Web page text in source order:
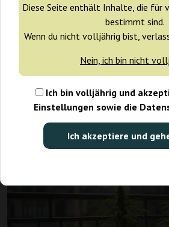
Diese Seite enthält Inhalte, die für
bestimmt sind.
Wenn du nicht volljährig bist,
Nein, ich bin nicht
Ich bin volljährig und
Einstellungen sowie die
Ich akzeptiere und
Der Anbau von Cannabis unter freiem
an Beliebtheit – und das nicht ohne
ist kostengünstig, umweltfreundlich
im eigenen Garten oder auf einem
ist es eine attraktive Alternative zum
Sie, worauf Sie achten sollten, damit
voller Erfolg wird.
Voraussetzungen für den
– Wie starten Sie am